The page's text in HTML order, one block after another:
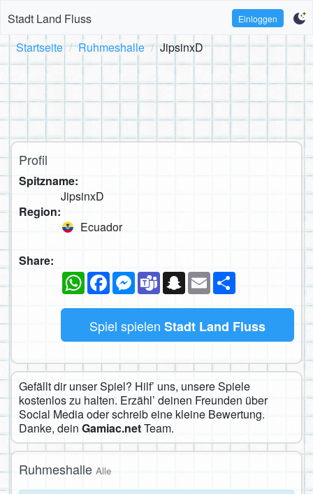
Stadt Land Fluss Einloggen
Startseite Ruhmeshalle JipsinxD
Profil
Spitzname:
JipsinxD
Region:
Ecuador
Share:
WhatsAppFacebookMessenger
TeamsSnapchat
Email
Spiel spielen Stadt Land Fluss
Gefällt dir unser Spiel? Hilf’ uns, unsere Spiele
kostenlos zu halten. Erzähl’ deinen Freunden über
Social Media oder schreib eine kleine Bewertung.
Danke, dein Gamiac.netTeam.
Ruhmeshalle Alle